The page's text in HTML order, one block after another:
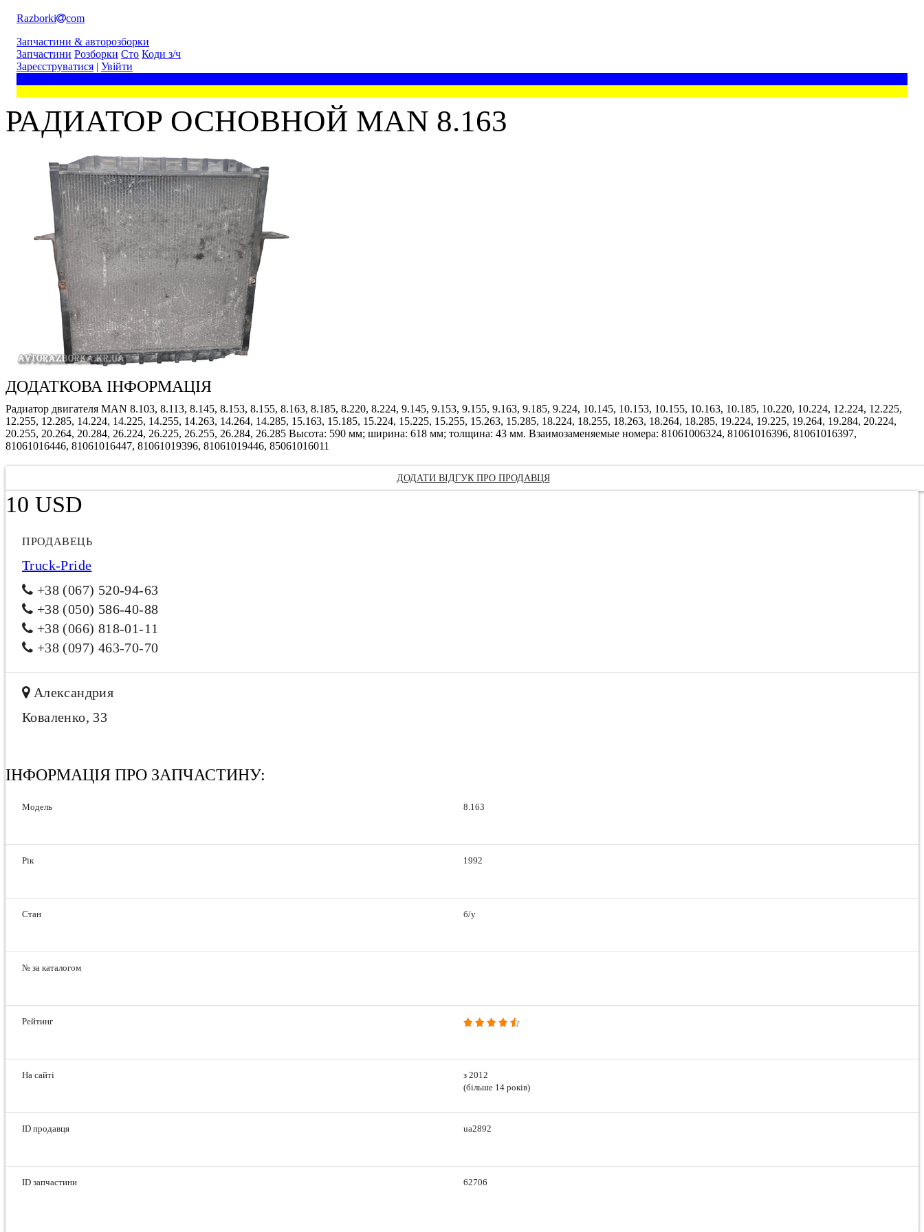
Razborki
com
Запчастини & авторозборки
Запчастини Розборки Сто Коди з/ч
Зареєструватися | Увійти
РАДИАТОР ОСНОВНОЙ MAN 8.163
ДОДАТКОВА ІНФОРМАЦІЯ
Радиатор двигателя MAN 8.103, 8.113, 8.145, 8.153, 8.155, 8.163, 8.185, 8.220, 8.224, 9.145, 9.153, 9.155, 9.163, 9.185, 9.224, 10.145, 10.153, 10.155, 10.163, 10.185, 10.220, 10.224, 12.224, 12.225,
12.255, 12.285, 14.224, 14.225, 14.255, 14.263, 14.264, 14.285, 15.163, 15.185, 15.224, 15.225, 15.255, 15.263, 15.285, 18.224, 18.255, 18.263, 18.264, 18.285, 19.224, 19.225, 19.264, 19.284, 20.224,
20.255, 20.264, 20.284, 26.224, 26.225, 26.255, 26.284, 26.285 Высота: 590 мм; ширина: 618 мм; толщина: 43 мм. Взаимозаменяемые номера: 81061006324, 81061016396, 81061016397,
81061016446, 81061016447, 81061019396, 81061019446, 85061016011
ДОДАТИ ВІДГУК ПРО ПРОДАВЦЯ
10 USD
ПРОДАВЕЦЬ
Truck-Pride
+38 (067) 520-94-63
+38 (050) 586-40-88
+38 (066) 818-01-11
+38 (097) 463-70-70
Александрия
Коваленко, 33
ІНФОРМАЦІЯ ПРО ЗАПЧАСТИНУ:
Модель 8.163
Рік 1992
Стан б/у
№ за каталогом
Рейтинг
На сайті
з 2012
(більше 14 років)
ID продавця ua2892
ID запчастини 62706